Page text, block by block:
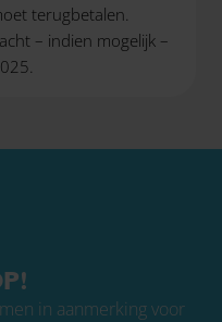
terugbetalen.
– indien mogelijk –
in aanmerking voor